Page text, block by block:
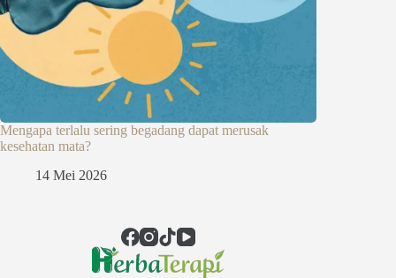
Mengapa terlalu sering begadang dapat merusak
kesehatan mata?
14 Mei 2026